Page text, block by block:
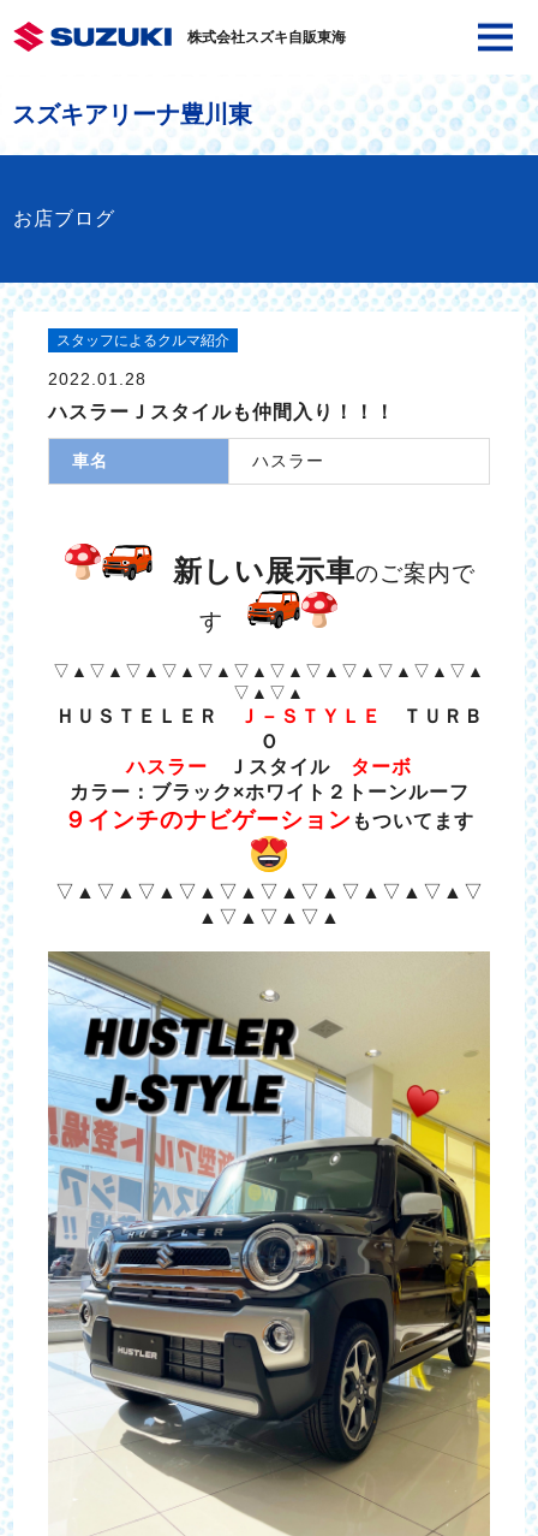
株式会社スズキ自販東海
スズキアリーナ豊川東
お店ブログ
スタッフによるクルマ紹介
2022.01.28
ハスラーＪスタイルも仲間入り！！！
車名 ハスラー
新しい展示車のご案内で
す
▽▲▽▲▽▲▽▲▽▲▽▲▽▲▽▲▽▲▽▲▽▲▽▲
▽▲▽▲
ＨＵＳＴＥＬＥＲ Ｊ－ＳＴＹＬＥ
ＴＵＲＢ
Ｏ
ハスラー Ｊスタイル ターボ
カラー：ブラック×ホワイト２トーンルーフ
９インチのナビゲーション もついてます
▽▲▽▲▽▲▽▲▽▲▽▲▽▲▽▲▽▲▽▲▽
▲▽▲▽▲▽▲